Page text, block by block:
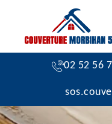
02 52 56